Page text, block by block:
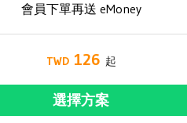
會員下單再送 eMoney
126
選擇方案